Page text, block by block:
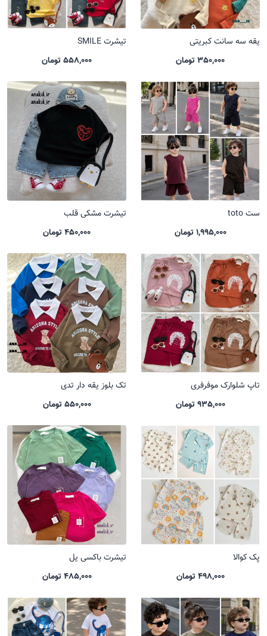
یقه سه سانت کبریتی
350,000 تومان
تیشرت SMILE
558,000 تومان
ست toto
1,995,000 تومان
تیشرت مشکی قلب
450,000 تومان
تاپ شلوارک موفرفری
935,000 تومان
تک بلوز یقه دار تدی
550,000 تومان
پک کوالا
498,000 تومان
تیشرت باکسی یل
485,000 تومان